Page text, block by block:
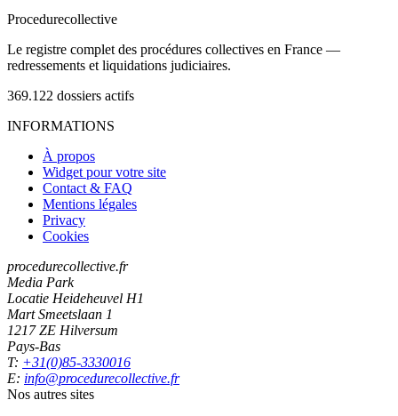
Procedurecollective
Le registre complet des procédures collectives en France —
redressements et liquidations judiciaires.
369.122 dossiers actifs
INFORMATIONS
À propos
Widget pour votre site
Contact & FAQ
Mentions légales
Privacy
Cookies
procedurecollective.fr
Media Park
Locatie Heideheuvel H1
Mart Smeetslaan 1
1217 ZE Hilversum
Pays-Bas
T: +31(0)85-3330016
E: info@procedurecollective.fr
Nos autres sites